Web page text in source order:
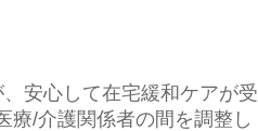
安心して在宅緩和ケアが受
療/介護関係者の間を調整し